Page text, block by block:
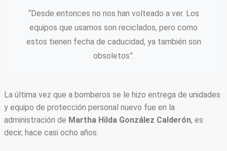
“Desde entonces no nos han volteado a ver. Los
equipos que usamos son reciclados, pero como
estos tienen fecha de caducidad, ya también son
obsoletos”.
La última vez que a bomberos se le hizo entrega de unidades
y equipo de protección personal nuevo fue en la
administración de Martha Hilda González Calderón, es
decir, hace casi ocho años.